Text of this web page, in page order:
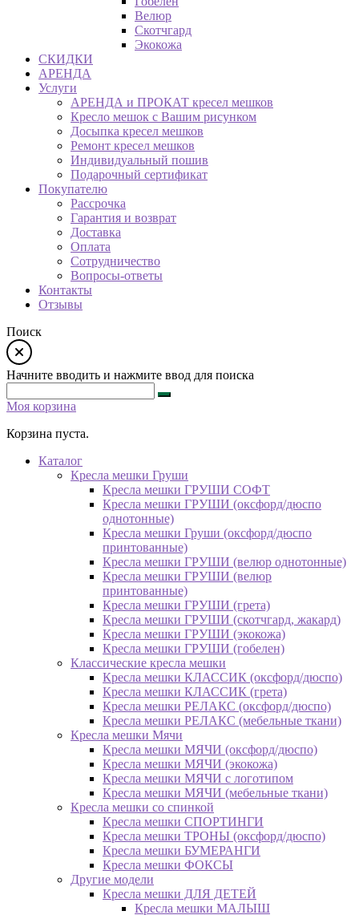
Велюр
Скотчгард
Экокожа
СКИДКИ
АРЕНДА
Услуги
АРЕНДА и ПРОКАТ кресел мешков
Кресло мешок с Вашим рисунком
Досыпка кресел мешков
Ремонт кресел мешков
Индивидуальный пошив
Подарочный сертификат
Покупателю
Рассрочка
Гарантия и возврат
Доставка
Оплата
Сотрудничество
Вопросы-ответы
Контакты
Отзывы
Поиск
Начните вводить и нажмите ввод для поиска
Моя корзина
Корзина пуста.
Каталог
Кресла мешки Груши
Кресла мешки ГРУШИ СОФТ
Кресла мешки ГРУШИ (оксфорд/дюспо
однотонные)
Кресла мешки Груши (оксфорд/дюспо
принтованные)
Кресла мешки ГРУШИ (велюр однотонные)
Кресла мешки ГРУШИ (велюр
принтованные)
Кресла мешки ГРУШИ (грета)
Кресла мешки ГРУШИ (скотчгард, жакард)
Кресла мешки ГРУШИ (экокожа)
Кресла мешки ГРУШИ (гобелен)
Классические кресла мешки
Кресла мешки КЛАССИК (оксфорд/дюспо)
Кресла мешки КЛАССИК (грета)
Креслa мешки РЕЛАКС (оксфорд/дюспо)
Креслa мешки РЕЛАКС (мебельные ткани)
Кресла мешки Мячи
Кресла мешки МЯЧИ (оксфорд/дюспо)
Кресла мешки МЯЧИ (экокожа)
Кресла мешки МЯЧИ с логотипом
Кресла мешки МЯЧИ (мебельные ткани)
Кресла мешки со спинкой
Кресла мешки СПОРТИНГИ
Кресла мешки ТРОНЫ (оксфорд/дюспо)
Кресла мешки БУМЕРАНГИ
Кресла мешки ФОКСЫ
Другие модели
Кресла мешки ДЛЯ ДЕТЕЙ
Кресла мешки МАЛЫШ